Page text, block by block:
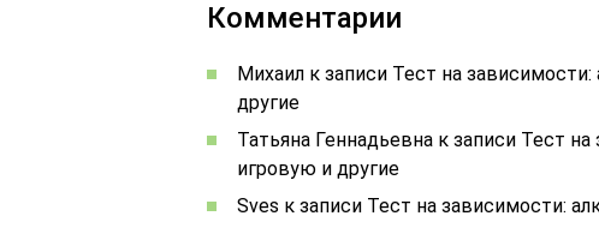
Комментарии
Михаил к записи Тест на
другие
Татьяна Геннадьевна к записи Тест
игровую и другие
Sves к записи Тест на зависимости: